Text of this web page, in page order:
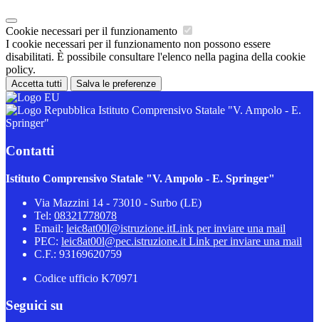
Cookie necessari per il funzionamento
I cookie necessari per il funzionamento non possono essere
disabilitati. È possibile consultare l'elenco nella pagina della cookie
policy.
Accetta tutti Salva le preferenze
Istituto Comprensivo Statale "V. Ampolo - E.
Springer"
Contatti
Istituto Comprensivo Statale "V. Ampolo - E. Springer"
Via Mazzini 14 - 73010 - Surbo (LE)
Tel: 08321778078
Email: leic8at00l@istruzione.itLink per inviare una mail
PEC: leic8at00l@pec.istruzione.it Link per inviare una mail
C.F.: 93169620759
Codice ufficio K70971
Seguici su